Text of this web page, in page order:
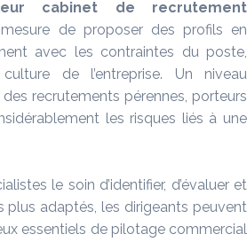
cabinet de recrutement
de proposer des profils en
avec les contraintes du poste,
de l’entreprise. Un niveau
des recrutements pérennes, porteurs
les risques liés à une
le soin d’identifier, d’évaluer et
plus adaptés, les dirigeants peuvent
essentiels de pilotage commercial